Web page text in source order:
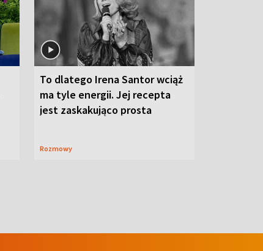
To dlatego Irena Santor wciąż
ma tyle energii. Jej recepta
jest zaskakująco prosta
Rozmowy